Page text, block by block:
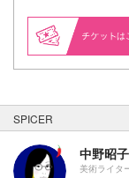
は
SPICER
中野昭子
美術ライタ